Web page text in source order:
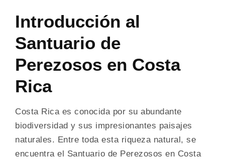
Introducción al
Santuario de
Perezosos en Costa
Rica
Costa Rica es conocida por su abundante
biodiversidad y sus impresionantes paisajes
naturales. Entre toda esta riqueza natural, se
encuentra el Santuario de Perezosos en Costa